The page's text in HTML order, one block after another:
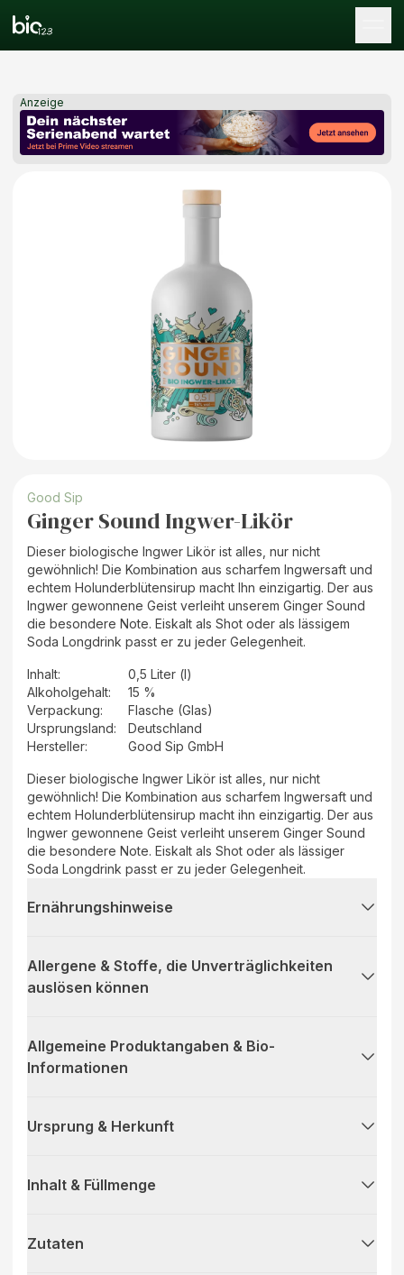
Anzeige
Good Sip
Ginger Sound Ingwer-Likör
Dieser biologische Ingwer Likör ist alles, nur nicht
gewöhnlich! Die Kombination aus scharfem Ingwersaft und
echtem Holunderblütensirup macht Ihn einzigartig. Der aus
Ingwer gewonnene Geist verleiht unserem Ginger Sound
die besondere Note. Eiskalt als Shot oder als lässigem
Soda Longdrink passt er zu jeder Gelegenheit.
Inhalt:
0,5 Liter (l)
Alkoholgehalt:
15 %
Verpackung:
Flasche (Glas)
Ursprungsland:
Deutschland
Hersteller: Good Sip GmbH
Dieser biologische Ingwer Likör ist alles, nur nicht
gewöhnlich! Die Kombination aus scharfem Ingwersaft und
echtem Holunderblütensirup macht ihn einzigartig. Der aus
Ingwer gewonnene Geist verleiht unserem Ginger Sound
die besondere Note. Eiskalt als Shot oder als lässiger
Soda Longdrink passt er zu jeder Gelegenheit.
Ernährungshinweise
Allergene & Stoffe, die Unverträglichkeiten
auslösen können
Allgemeine Produktangaben & Bio-
Informationen
Ursprung & Herkunft
Inhalt & Füllmenge
Zutaten